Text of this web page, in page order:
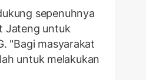
sepenuhnya
Jateng untuk
"Bagi masyarakat
untuk melakukan